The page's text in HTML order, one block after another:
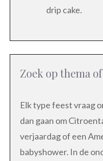
drip cake.
Zoek op thema
Elk type feest vraag
dan gaan om
verjaardag of een
babyshower. In de